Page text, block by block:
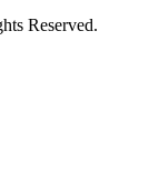
Reserved.